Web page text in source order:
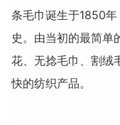
条毛巾诞生于1850
史。由当初的最简单
花、无捻毛巾、割绒
快的纺织产品。